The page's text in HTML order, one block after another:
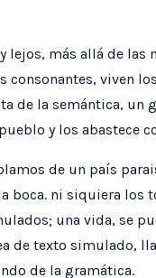
lejos, más allá de las
consonantes, viven
de la semántica, un
y los abastece
de un país
boca. ni siquiera los
una vida, se
de texto simulado,
de la gramática.